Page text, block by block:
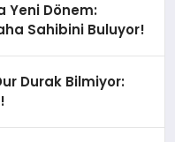
Yeni Dönem:
Sahibini Buluyor!
Durak Bilmiyor: